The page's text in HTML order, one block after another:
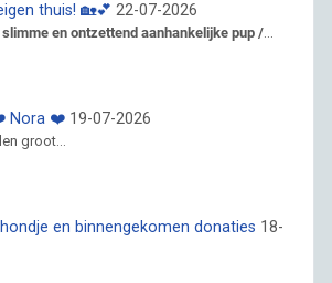
thuis! 🏡💕 22-07-2026
en ontzettend aanhankelijke pup /...
Nora ❤️ 19-07-2026
groot...
en binnengekomen donaties 18-